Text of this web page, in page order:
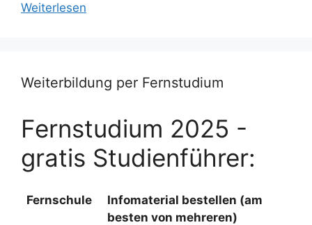
Weiterlesen
Weiterbildung per Fernstudium
Fernstudium 2025 -
gratis Studienführer:
Fernschule
Infomaterial bestellen (am
besten von mehreren)